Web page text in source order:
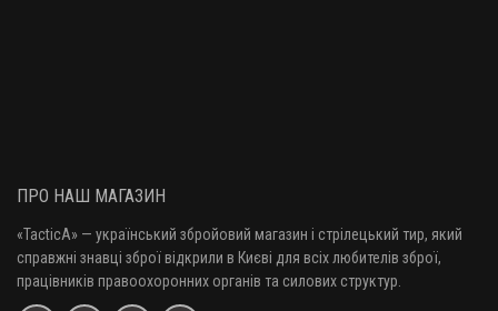
ПРО НАШ МАГАЗИН
«TacticA» — український збройовий магазин і стрілецький тир, який
справжні знавці зброї відкрили в Києві для всіх любителів зброї,
працівників правоохоронних органів та силових структур.